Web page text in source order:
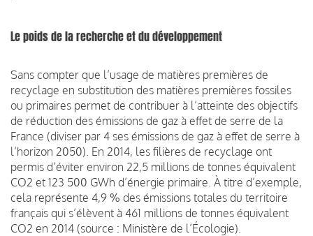
Le poids de la recherche et du développement
Sans compter que l’usage de matières premières de
recyclage en substitution des matières premières fossiles
ou primaires permet de contribuer à l’atteinte des objectifs
de réduction des émissions de gaz à effet de serre de la
France (diviser par 4 ses émissions de gaz à effet de serre à
l’horizon 2050). En 2014, les filières de recyclage ont
permis d’éviter environ 22,5 millions de tonnes équivalent
CO2 et 123 500 GWh d’énergie primaire. À titre d’exemple,
cela représente 4,9 % des émissions totales du territoire
français qui s’élèvent à 461 millions de tonnes équivalent
CO2 en 2014 (source : Ministère de l’Écologie).